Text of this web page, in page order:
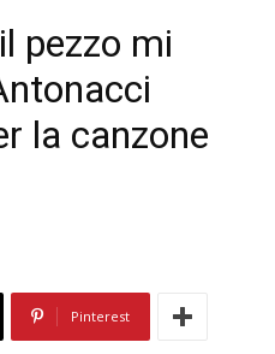
pezzo mi
la canzone
Pinterest